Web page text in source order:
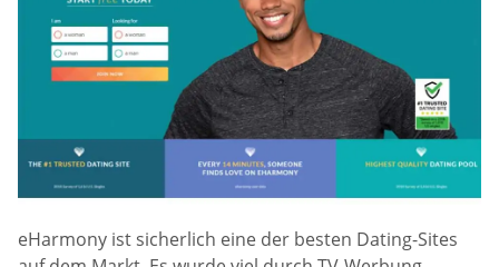
eHarmony ist sicherlich eine der besten Dating-Sites